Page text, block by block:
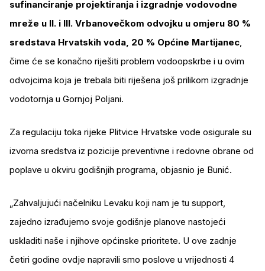
sufinanciranje projektiranja i izgradnje vodovodne
mreže u II. i III. Vrbanovečkom odvojku u omjeru 80 %
sredstava Hrvatskih voda, 20 % Općine Martijanec,
čime će se konačno riješiti problem vodoopskrbe i u ovim
odvojcima koja je trebala biti riješena još prilikom izgradnje
vodotornja u Gornjoj Poljani.
Za regulaciju toka rijeke Plitvice Hrvatske vode osigurale su
izvorna sredstva iz pozicije preventivne i redovne obrane od
poplave u okviru godišnjih programa, objasnio je Bunić.
„Zahvaljujući načelniku Levaku koji nam je tu support,
zajedno izrađujemo svoje godišnje planove nastojeći
uskladiti naše i njihove općinske prioritete. U ove zadnje
četiri godine ovdje napravili smo poslove u vrijednosti 4